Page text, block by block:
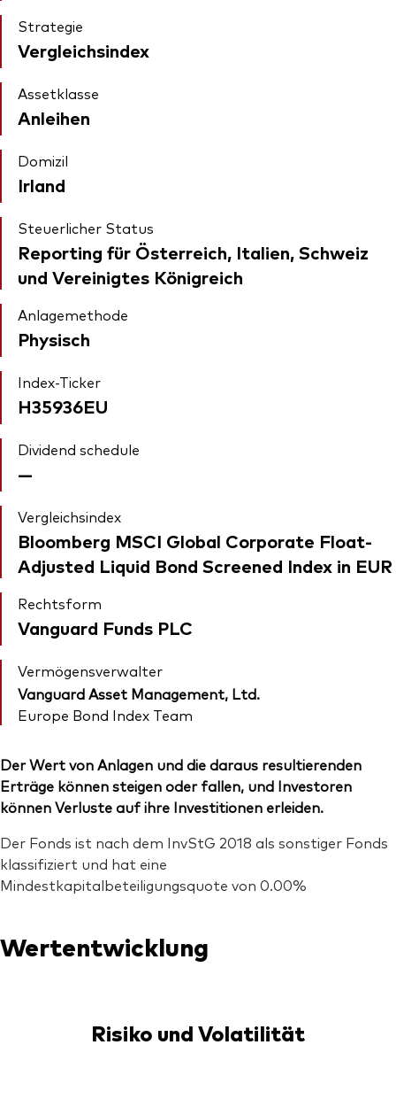
Strategie
Vergleichsindex
Assetklasse
Anleihen
Domizil
Irland
Steuerlicher Status
Reporting für Österreich, Italien, Schweiz
und Vereinigtes Königreich
Anlagemethode
Physisch
Index-Ticker
H35936EU
Dividend schedule
—
Vergleichsindex
Bloomberg MSCI Global Corporate Float-
Adjusted Liquid Bond Screened Index in EUR
Rechtsform
Vanguard Funds PLC
Vermögensverwalter
Vanguard Asset Management, Ltd.
Europe Bond Index Team
Der Wert von Anlagen und die daraus resultierenden
Erträge können steigen oder fallen, und Investoren
können Verluste auf ihre Investitionen erleiden.
Der Fonds ist nach dem InvStG 2018 als sonstiger Fonds
klassifiziert und hat eine
Mindestkapitalbeteiligungsquote von 0.00%
Wertentwicklung
Risiko und Volatilität